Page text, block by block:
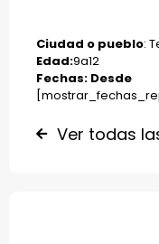
Ciudad o pueblo:
Edad:9a12
Fechas: Desde
Ver todas